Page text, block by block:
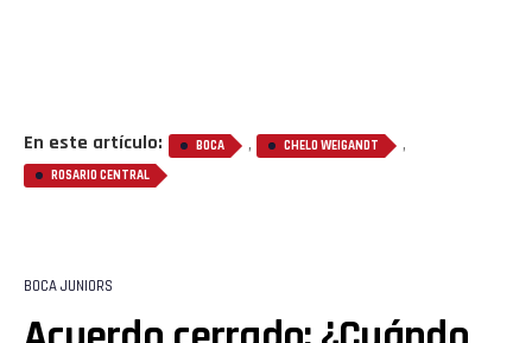
En este artículo: BOCA , CHELO WEIGANDT ,
ROSARIO CENTRAL
BOCA JUNIORS